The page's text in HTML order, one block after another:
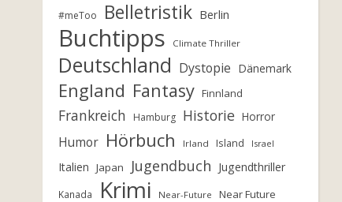
#meToo Belletristik Berlin
Buchtipps Climate Thriller
Deutschland Dystopie Dänemark
England Fantasy Finnland
Frankreich Hamburg Historie Horror
Humor Hörbuch Irland Island Israel
Italien Japan Jugendbuch Jugendthriller
Kanada Krimi Near-Future Near Future